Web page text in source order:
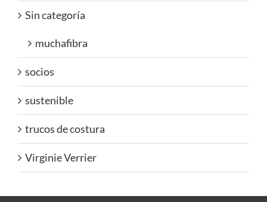
Sin categoría
muchafibra
socios
sustenible
trucos de costura
Virginie Verrier